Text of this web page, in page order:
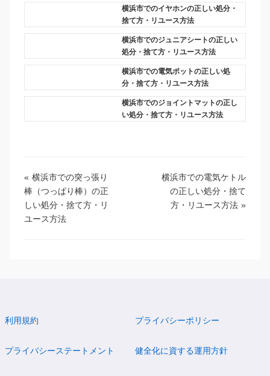
横浜市でのイヤホンの正しい処分・
捨て方・リユース方法
横浜市でのジュニアシートの正しい
処分・捨て方・リユース方法
横浜市での電気ポットの正しい処
分・捨て方・リユース方法
横浜市でのジョイントマットの正し
い処分・捨て方・リユース方法
« 横浜市での突っ張り
棒（つっぱり棒）の正
しい処分・捨て方・リ
ユース方法
横浜市での電気ケトル
の正しい処分・捨て
方・リユース方法 »
利用規約 プライバシーポリシー
プライバシーステートメント 健全化に資する運用方針